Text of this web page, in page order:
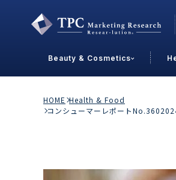
Beauty & Cosmetics
Contact Us
HOME Health & Food
コンシューマーレポート